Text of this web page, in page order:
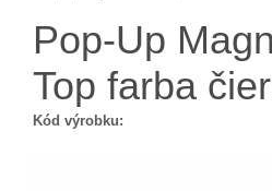
Pop-Up
Top farba
Kód výrobku: